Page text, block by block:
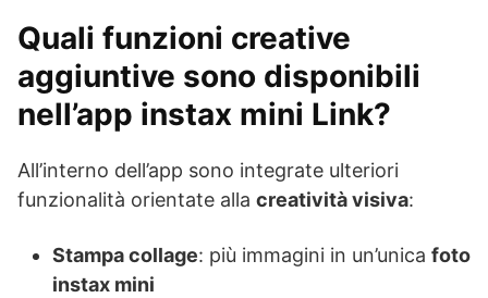
Quali funzioni creative
aggiuntive sono disponibili
nell’app instax mini Link?
All’interno dell’app sono integrate ulteriori
funzionalità orientate alla creatività visiva:
Stampa collage: più immagini in un’unica foto
instax mini